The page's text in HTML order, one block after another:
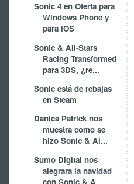
Sonic 4 en Oferta para
Windows Phone y
para iOS
Sonic & All-Stars
Racing Transformed
para 3DS, ¿re...
Sonic está de rebajas
en Steam
Danica Patrick nos
muestra como se
hizo Sonic & Al...
Sumo Digital nos
alegrara la navidad
con Sonic & A...